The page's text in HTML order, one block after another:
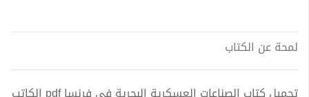
لمحة عن الكتاب